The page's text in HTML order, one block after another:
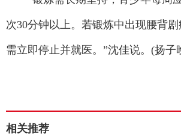
次30分钟以上。若锻炼中出现腰背剧
需立即停止并就医。”沈佳说。(扬子
相关推荐